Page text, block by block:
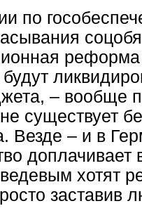
по
– вообще
существует
Везде – и в
хотят
заставив